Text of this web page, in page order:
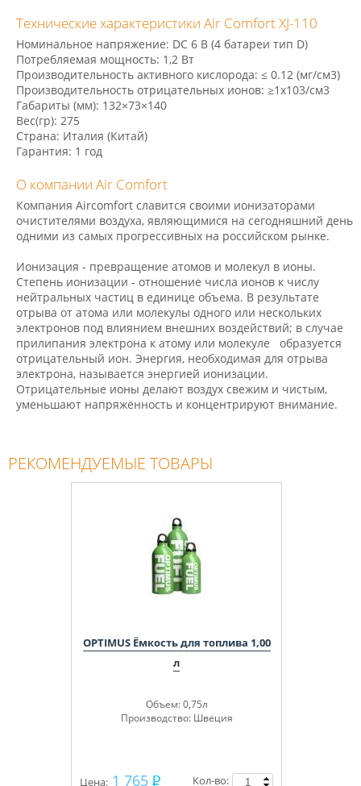
Технические характеристики Air Comfort XJ-110
Номинальное напряжение: DC 6 В (4 батареи тип D)
Потребляемая мощность: 1,2 Вт
Производительность активного кислорода: ≤ 0.12 (мг/см3)
Производительность отрицательных ионов: ≥1x103/см3
Габариты (мм): 132×73×140
Вес(гр): 275
Страна: Италия (Китай)
Гарантия: 1 год
О компании Air Comfort
Компания Aircomfort славится своими ионизаторами
очистителями воздуха, являющимися на сегодняшний день
одними из самых прогрессивных на российском рынке.
Ионизация - превращение атомов и молекул в ионы.
Степень ионизации - отношение числа ионов к числу
нейтральных частиц в единице объема. В результате
отрыва от атома или молекулы одного или нескольких
электронов под влиянием внешних воздействий; в случае
прилипания электрона к атому или молекуле образуется
отрицательный ион. Энергия, необходимая для отрыва
электрона, называется энергией ионизации.
Отрицательные ионы делают воздух свежим и чистым,
уменьшают напряжённость и концентрируют внимание.
РЕКОМЕНДУЕМЫЕ ТОВАРЫ
OPTIMUS Ёмкость для топлива 1,00
л
Объем: 0,75л
Производство: Швеция
Цена: 1 765
Кол-во: